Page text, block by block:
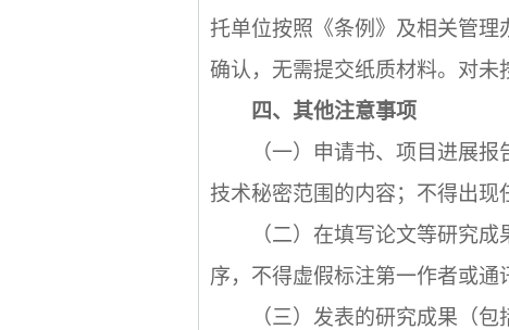
托单位按照《条例》及相关管
确认，无需提交纸质材料。对未
四、其他注意事项
（一）申请书、项目进展报
技术秘密范围的内容；不得出现
（二）在填写论文等研究
序，不得虚假标注第一作者或通
（三）发表的研究成果（